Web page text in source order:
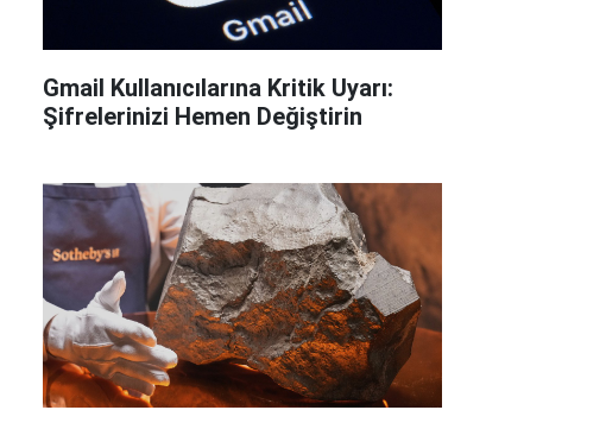
Gmail Kullanıcılarına Kritik Uyarı:
Şifrelerinizi Hemen Değiştirin